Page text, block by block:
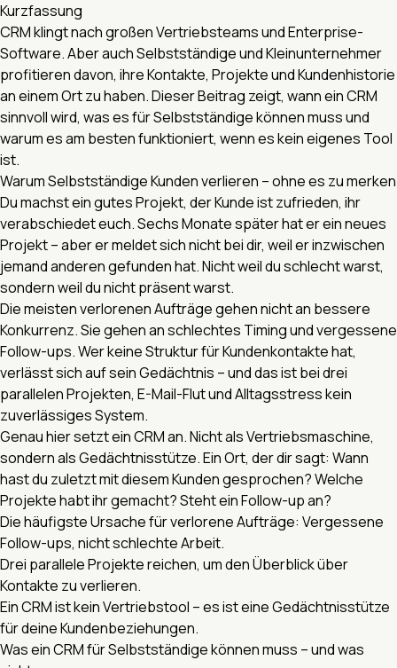
Kurzfassung
CRM klingt nach großen Vertriebsteams und Enterprise-
Software. Aber auch Selbstständige und Kleinunternehmer
profitieren davon, ihre Kontakte, Projekte und Kundenhistorie
an einem Ort zu haben. Dieser Beitrag zeigt, wann ein CRM
sinnvoll wird, was es für Selbstständige können muss und
warum es am besten funktioniert, wenn es kein eigenes Tool
ist.
Warum Selbstständige Kunden verlieren – ohne es zu merken
Du machst ein gutes Projekt, der Kunde ist zufrieden, ihr
verabschiedet euch. Sechs Monate später hat er ein neues
Projekt – aber er meldet sich nicht bei dir, weil er inzwischen
jemand anderen gefunden hat. Nicht weil du schlecht warst,
sondern weil du nicht präsent warst.
Die meisten verlorenen Aufträge gehen nicht an bessere
Konkurrenz. Sie gehen an schlechtes Timing und vergessene
Follow-ups. Wer keine Struktur für Kundenkontakte hat,
verlässt sich auf sein Gedächtnis – und das ist bei drei
parallelen Projekten, E-Mail-Flut und Alltagsstress kein
zuverlässiges System.
Genau hier setzt ein CRM an. Nicht als Vertriebsmaschine,
sondern als Gedächtnisstütze. Ein Ort, der dir sagt: Wann
hast du zuletzt mit diesem Kunden gesprochen? Welche
Projekte habt ihr gemacht? Steht ein Follow-up an?
Die häufigste Ursache für verlorene Aufträge: Vergessene
Follow-ups, nicht schlechte Arbeit.
Drei parallele Projekte reichen, um den Überblick über
Kontakte zu verlieren.
Ein CRM ist kein Vertriebstool – es ist eine Gedächtnisstütze
für deine Kundenbeziehungen.
Was ein CRM für Selbstständige können muss – und was